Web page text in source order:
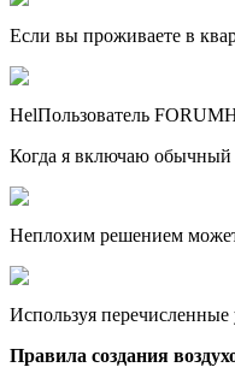
Если вы проживаете в
HelПользователь
Когда я включаю обычный
Неплохим решением может
Используя
Правила создания